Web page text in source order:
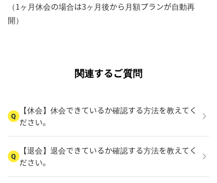
（1ヶ月休会の場合は3ヶ月後から月額プランが自動再
開）
関連するご質問
Q
【休会】休会できているか確認する方法を教えてく
ださい。
Q
【退会】退会できているか確認する方法を教えてく
ださい。